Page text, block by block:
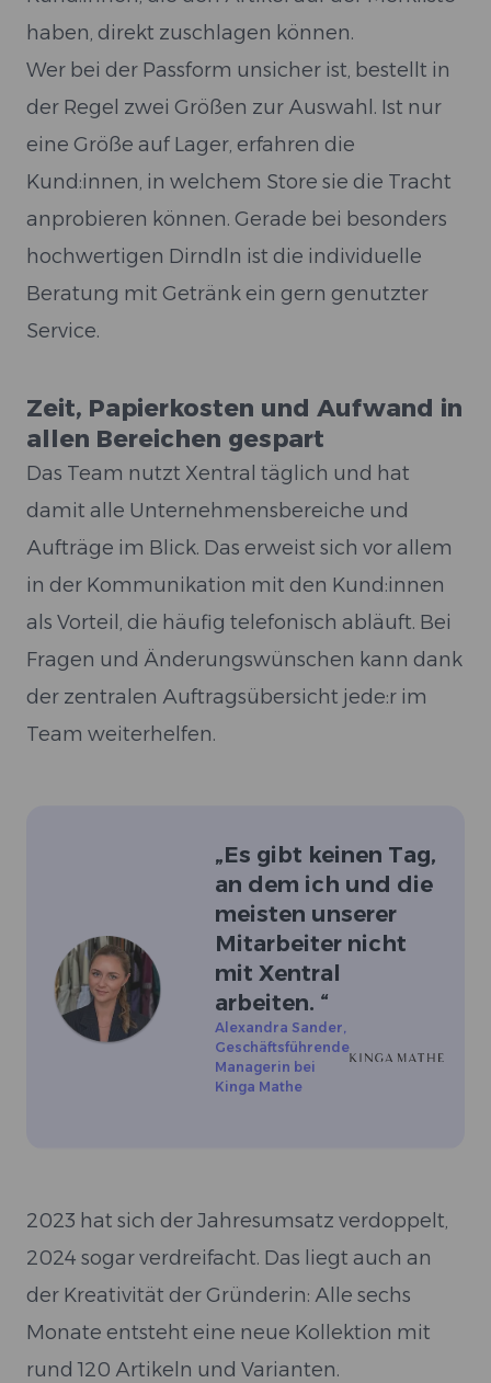
haben, direkt zuschlagen können.
Wer bei der Passform unsicher ist, bestellt in
der Regel zwei Größen zur Auswahl. Ist nur
eine Größe auf Lager, erfahren die
Kund:innen, in welchem Store sie die Tracht
anprobieren können. Gerade bei besonders
hochwertigen Dirndln ist die individuelle
Beratung mit Getränk ein gern genutzter
Service.
Zeit, Papierkosten und Aufwand in
allen Bereichen gespart
Das Team nutzt Xentral täglich und hat
damit alle Unternehmensbereiche und
Aufträge im Blick. Das erweist sich vor allem
in der Kommunikation mit den Kund:innen
als Vorteil, die häufig telefonisch abläuft. Bei
Fragen und Änderungswünschen kann dank
der zentralen Auftragsübersicht jede:r im
Team weiterhelfen.
„Es gibt keinen Tag,
an dem ich und die
meisten unserer
Mitarbeiter nicht
mit Xentral
arbeiten. “
Alexandra Sander,
Geschäftsführende
Managerin bei
Kinga Mathe
2023 hat sich der Jahresumsatz verdoppelt,
2024 sogar verdreifacht. Das liegt auch an
der Kreativität der Gründerin: Alle sechs
Monate entsteht eine neue Kollektion mit
rund 120 Artikeln und Varianten.